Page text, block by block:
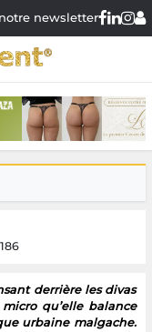
newsletter
derrière les divas
qu’elle balance
urbaine malgache.